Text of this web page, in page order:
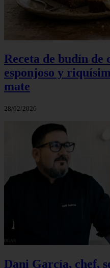
Receta de budín
esponjoso y
mate
28/02/2026
Dani García, chef,